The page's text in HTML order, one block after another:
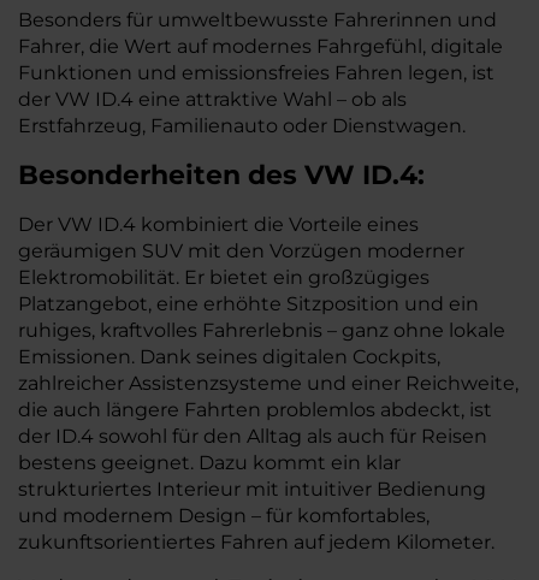
Besonders für umweltbewusste Fahrerinnen und
Fahrer, die Wert auf modernes Fahrgefühl, digitale
Funktionen und emissionsfreies Fahren legen, ist
der VW ID.4 eine attraktive Wahl – ob als
Erstfahrzeug, Familienauto oder Dienstwagen.
Besonderheiten des VW ID.4:
Der VW ID.4 kombiniert die Vorteile eines
geräumigen SUV mit den Vorzügen moderner
Elektromobilität. Er bietet ein großzügiges
Platzangebot, eine erhöhte Sitzposition und ein
ruhiges, kraftvolles Fahrerlebnis – ganz ohne lokale
Emissionen. Dank seines digitalen Cockpits,
zahlreicher Assistenzsysteme und einer Reichweite,
die auch längere Fahrten problemlos abdeckt, ist
der ID.4 sowohl für den Alltag als auch für Reisen
bestens geeignet. Dazu kommt ein klar
strukturiertes Interieur mit intuitiver Bedienung
und modernem Design – für komfortables,
zukunftsorientiertes Fahren auf jedem Kilometer.